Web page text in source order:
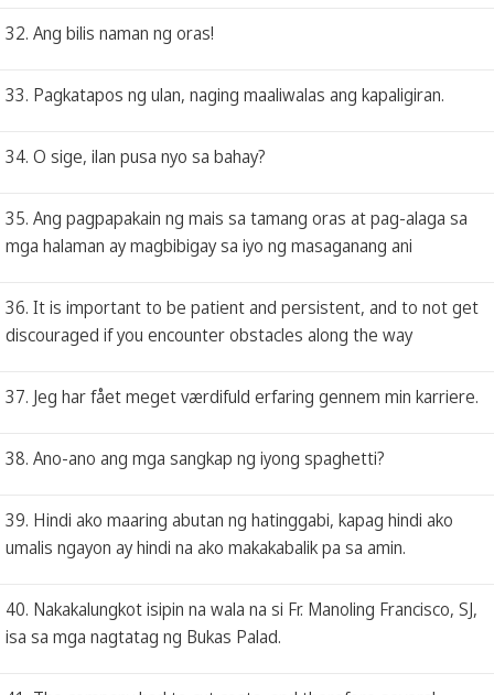
32. Ang bilis naman ng oras!
33. Pagkatapos ng ulan, naging maaliwalas ang kapaligiran.
34. O sige, ilan pusa nyo sa bahay?
35. Ang pagpapakain ng mais sa tamang oras at pag-alaga sa
mga halaman ay magbibigay sa iyo ng masaganang ani
36. It is important to be patient and persistent, and to not get
discouraged if you encounter obstacles along the way
37. Jeg har fået meget værdifuld erfaring gennem min karriere.
38. Ano-ano ang mga sangkap ng iyong spaghetti?
39. Hindi ako maaring abutan ng hatinggabi, kapag hindi ako
umalis ngayon ay hindi na ako makakabalik pa sa amin.
40. Nakakalungkot isipin na wala na si Fr. Manoling Francisco, SJ,
isa sa mga nagtatag ng Bukas Palad.